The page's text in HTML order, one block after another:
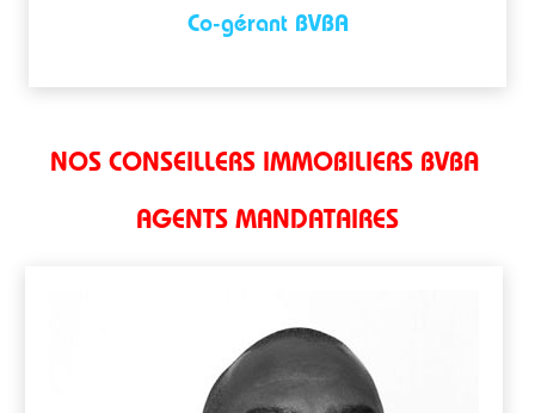
Co-gérant BVBA
NOS CONSEILLERS IMMOBILIERS BVBA
AGENTS MANDATAIRES